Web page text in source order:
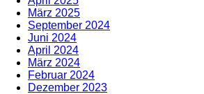
März 2025
September 2024
Juni 2024
April 2024
März 2024
Februar 2024
Dezember 2023